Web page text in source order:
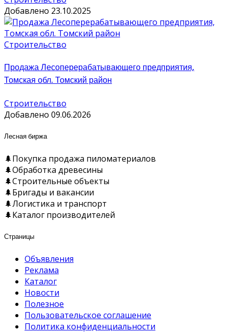
Добавлено 23.10.2025
Строительство
Продажа Лесоперерабатывающего предприятия,
Томская обл. Томский район
Строительство
Добавлено 09.06.2026
Лесная биржа
🌲Покупка продажа пиломатериалов
🌲Обработка древесины
🌲Строительные объекты
🌲Бригады и вакансии
🌲Логистика и транспорт
🌲Каталог производителей
Страницы
Объявления
Реклама
Каталог
Новости
Полезное
Пользовательское соглашение
Политика конфиденциальности